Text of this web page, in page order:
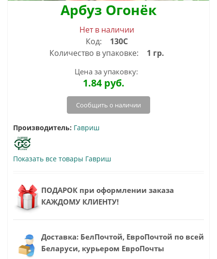
Арбуз Огонёк
Нет в наличии
Код:
130С
Количество в упаковке:
1 гр.
Цена за упаковку:
1.84руб.
Сообщить о наличии
Производитель: Гавриш
Показать все товары Гавриш
ПОДАРОК при оформлении заказа
КАЖДОМУ КЛИЕНТУ!
Доставка: БелПочтой, ЕвроПочтой по всей
Беларуси, курьером ЕвроПочты